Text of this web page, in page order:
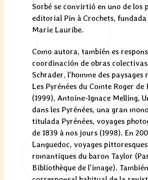
Sorbé se convirtió en uno de los
editorial Pin à Crochets, fundada
Marie Lauribe.
Como autora, también es
coordinación de obras
Schrader, l'homme des paysages
Les Pyrénées du Comte Roger de
(1999), Antoine-Ignace Melling,
dans les Pyrénées, una gran
titulada Pyrénées, voyages
de 1839 à nos jours (1998). En
Languedoc, voyages
romantiques du baron Taylor
Bibliothèque de l'image).